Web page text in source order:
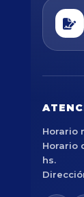
Horario
Horario
hs.